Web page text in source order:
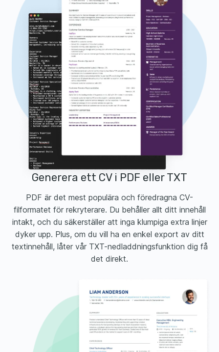
Generera ett CV i PDF eller TXT
PDF är det mest populära och föredragna CV-
filformatet för rekryterare. Du behåller allt ditt innehåll
intakt, och du säkerställer att inga klumpiga extra linjer
dyker upp. Plus, om du vill ha en enkel export av ditt
textinnehåll, låter vår TXT-nedladdningsfunktion dig få
det direkt.